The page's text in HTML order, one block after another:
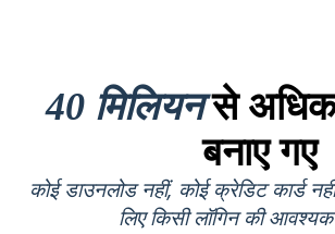
40 मिलियनसे अधिक
बनाए गए
कोई डाउनलोड नहीं, कोई क्रेडिट कार्ड
लिए किसी लॉगिन की